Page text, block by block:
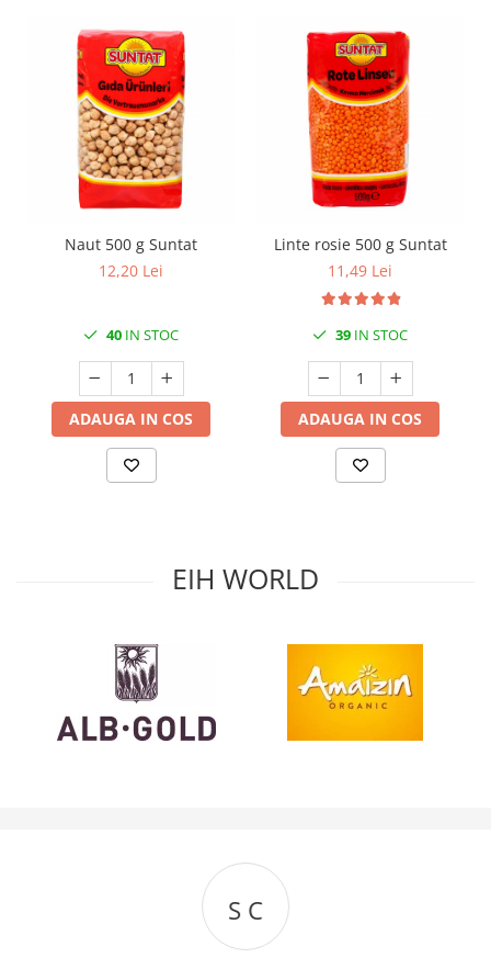
Naut 500 g Suntat
12,20 Lei
40 IN STOC
ADAUGA IN COS
Linte rosie 500 g Suntat
11,49 Lei
39 IN STOC
ADAUGA IN COS
EIH WORLD
S C